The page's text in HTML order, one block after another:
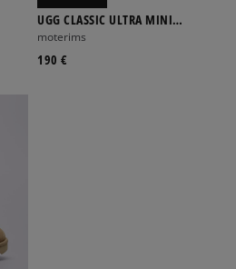
UGG CLASSIC ULTRA MINI
PLATFORM
moterims
190 €